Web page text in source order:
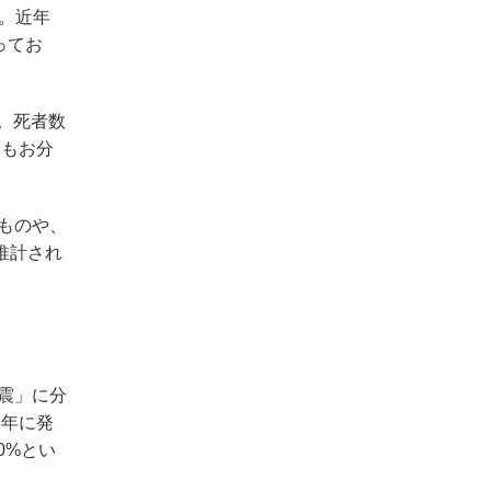
近年
てお
死者数
お分
のや、
計され
」に分
に発
とい